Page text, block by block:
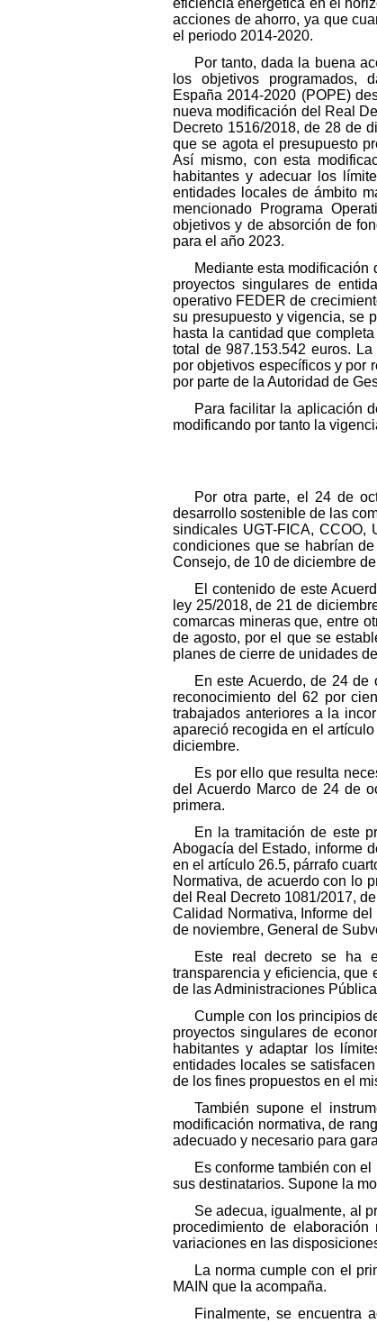
eficiencia energética en el
acciones de ahorro, ya que
el periodo 2014-2020.
Por tanto, dada la buena
los objetivos programados,
España 2014-2020 (POPE)
nueva modificación del Real
Decreto 1516/2018, de 28 de
que se agota el presupuesto
Así mismo, con esta
habitantes y adecuar los
entidades locales de ámbito
mencionado Programa
objetivos y de absorción de
para el año 2023.
Mediante esta
proyectos singulares de
operativo FEDER de
su presupuesto y vigencia, se
hasta la cantidad que
total de 987.153.542 euros.
por objetivos específicos y por
por parte de la Autoridad de
Para facilitar la aplicación
modificando por tanto la
Por otra parte, el 24 de
desarrollo sostenible de las
sindicales UGT-FICA,
condiciones que se habrían
Consejo, de 10 de diciembre
El contenido de este
ley 25/2018, de 21 de
comarcas mineras que, entre
de agosto, por el que se
planes de cierre de unidades
En este Acuerdo, de 24 de
reconocimiento del 62 por
trabajados anteriores a la
apareció recogida en el
diciembre.
Es por ello que resulta
del Acuerdo Marco de 24 de
primera.
En la tramitación de este
Abogacía del Estado, informe
en el artículo 26.5, párrafo
Normativa, de acuerdo con lo
del Real Decreto 1081/2017,
Calidad Normativa, Informe
de noviembre, General de
Este real decreto se ha
transparencia y eficiencia, que
de las Administraciones
Cumple con los principios
proyectos singulares de
habitantes y adaptar los
entidades locales se
de los fines propuestos en el
También supone el
modificación normativa, de
adecuado y necesario para
Es conforme también con
sus destinatarios. Supone la
Se adecua, igualmente, al
procedimiento de
variaciones en las
La norma cumple con el
MAIN que la acompaña.
Finalmente, se encuentra